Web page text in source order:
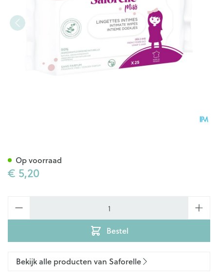
€ 5,20
Bestel
Op voorraad
Bekijk alle producten van Saforelle